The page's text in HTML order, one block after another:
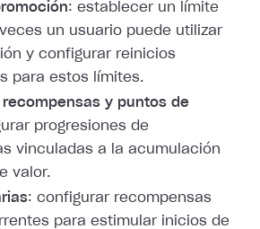
: establecer un límite
un usuario puede utilizar
y configurar reinicios
para estos límites.
recompensas y puntos de
progresiones de
vinculadas a la acumulación
valor.
: configurar recompensas
para estimular inicios de